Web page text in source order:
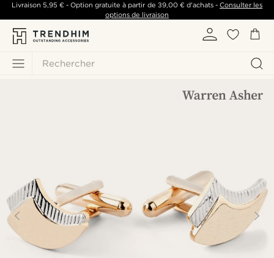
Rechercher
Livraison 5,95 €- Option gratuite à partir de 39,00 €d'achats -Consulter les
options de livraison